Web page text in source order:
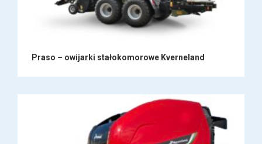
Praso – owijarki stałokomorowe Kverneland